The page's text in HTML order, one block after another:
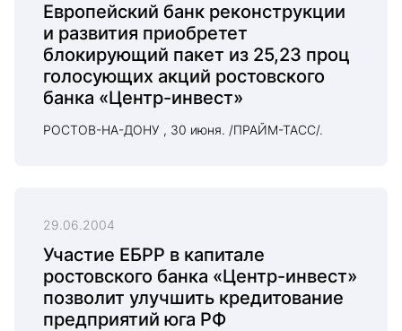
Европейский банк реконструкции
и развития приобретет
блокирующий пакет из 25,23 проц
голосующих акций ростовского
банка «Центр-инвест»
РОСТОВ-НА-ДОНУ , 30 июня. /ПРАЙМ-ТАСС/.
29.06.2004
Участие ЕБРР в капитале
ростовского банка «Центр-инвест»
позволит улучшить кредитование
предприятий юга РФ